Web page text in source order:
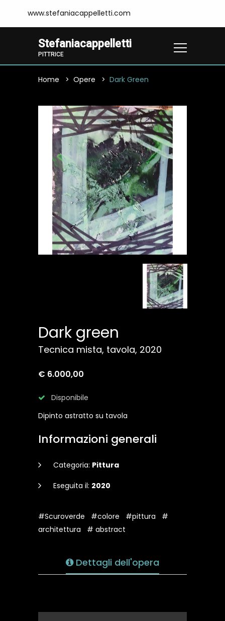
www.stefaniacappelletti.com
Stefaniacappelletti
PITTRICE
Home Opere Dark Green
Dark green
Tecnica mista, tavola, 2020
€ 6.000,00
Disponibile
Dipinto astratto su tavola
Informazioni generali
Categoria: Pittura
Eseguita il: 2020
#Scuroverde #colore #pittura
#
architettura
# abstract
Dettagli dell'opera